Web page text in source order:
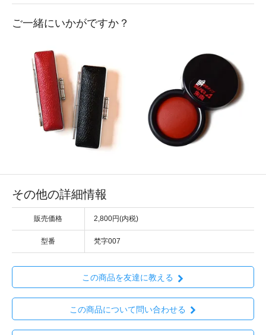
ご一緒にいかがですか？
その他の詳細情報
販売価格 2,800円(内税)
型番 梵字007
この商品を友達に教える
この商品について問い合わせる